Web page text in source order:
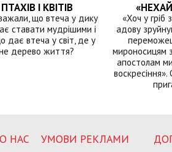
І КВІТІВ
що втеча у дику
ставати мудрішими і
дає втеча у світ, де у
дерево життя?
«Хоч у гріб
адову
мироносицям
апостолам
НАС УМОВИ РЕКЛАМИ